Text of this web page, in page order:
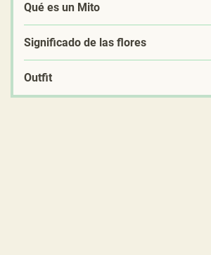
Qué es un Mito
Significado de las flores
Outfit